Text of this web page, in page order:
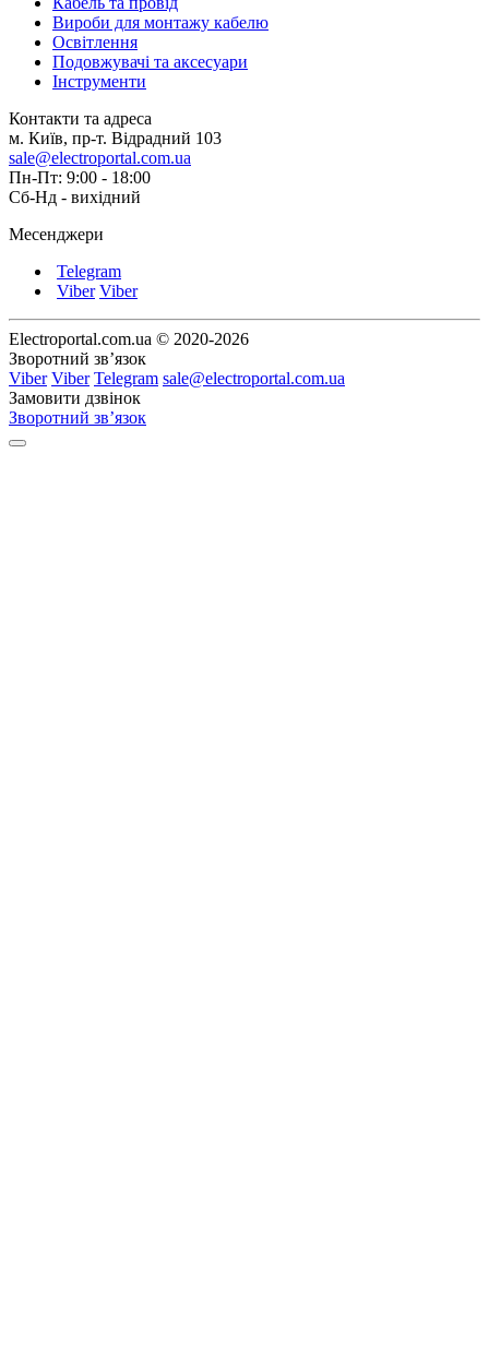
Вироби для монтажу кабелю
Освітлення
Подовжувачі та аксесуари
Інструменти
Контакти та адреса
м. Київ, пр-т. Відрадний 103
sale@electroportal.com.ua
Пн-Пт: 9:00 - 18:00
Сб-Нд - вихідний
Месенджери
Telegram
Viber Viber
Electroportal.com.ua © 2020-2026
Зворотний зв’язок
Viber Viber Telegram sale@electroportal.com.ua
Замовити дзвінок
Зворотний зв’язок